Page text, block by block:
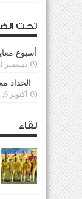
تحت
أسبوع
ديسمبر 11, 2023
الحداد
أكتوبر 6, 2021
لقاء